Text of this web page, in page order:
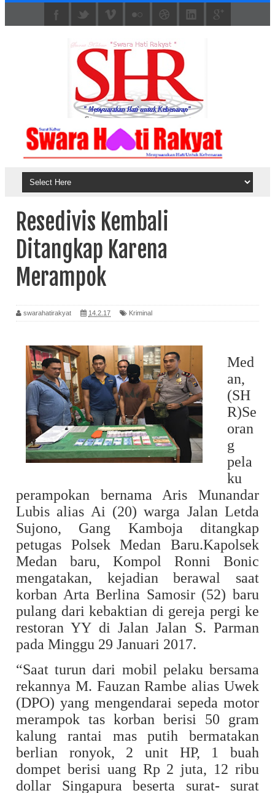
Resedivis Kembali
Ditangkap Karena
Merampok
swarahatirakyat 14.2.17 Kriminal
Med
an,
(SH
R)Se
oran
g
pela
ku
perampokan bernama Aris Munandar
Lubis alias Ai (20) warga Jalan Letda
Sujono, Gang Kamboja ditangkap
petugas Polsek Medan Baru.Kapolsek
Medan baru, Kompol Ronni Bonic
mengatakan, kejadian berawal saat
korban Arta Berlina Samosir (52) baru
pulang dari kebaktian di gereja pergi ke
restoran YY di Jalan Jalan S. Parman
pada Minggu 29 Januari 2017.
“Saat turun dari mobil pelaku bersama
rekannya M. Fauzan Rambe alias Uwek
(DPO) yang mengendarai sepeda motor
merampok tas korban berisi 50 gram
kalung rantai mas putih bermatakan
berlian ronyok, 2 unit HP, 1 buah
dompet berisi uang Rp 2 juta, 12 ribu
dollar Singapura beserta surat- surat